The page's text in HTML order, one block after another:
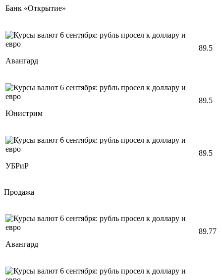
Банк «Открытие»
Авангард
89.5
Юнистрим
89.5
УБРиР
89.5
Продажа
Авангард
89.77